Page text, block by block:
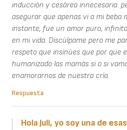
inducción y cesárea innecesaria.
asegurar que apenas vi a mi beba
instante, fue un amor puro,
en mi vida. Discúlpame pero me
respeto que insinúes que por que
humanizado las mamás si o si
enamorarnos de nuestra cría.
Respuesta
Hola Juli, yo soy una de esas